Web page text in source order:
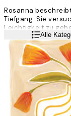
Rosanna
Tiefgang. Sie
Leichtigkeit zu
Bedeutung und
kräftigen Farben,
und Tinte,
Materialien, um
WeiterlesenAlle